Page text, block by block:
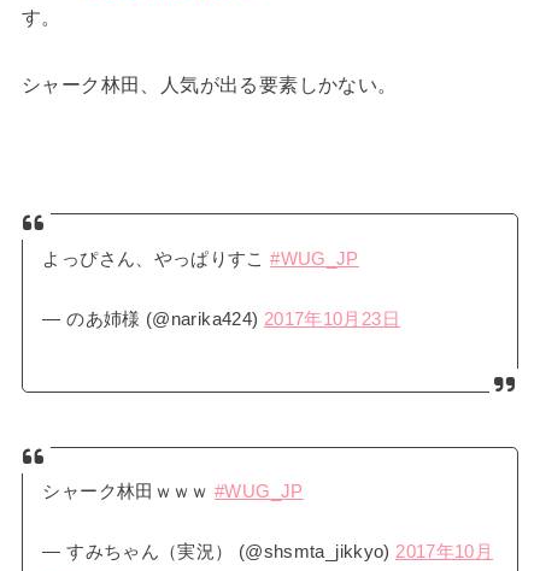
す。
シャーク林田、人気が出る要素しかない。
よっぴさん、やっぱりすこ#WUG_JP
— のあ姉様 (@narika424) 2017年10月23日
シャーク林田ｗｗｗ#WUG_JP
— すみちゃん（実況） (@shsmta_jikkyo) 2017年10月